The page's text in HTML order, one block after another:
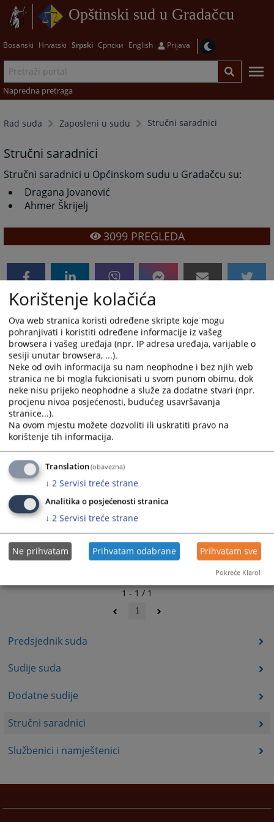
Opštinski sud u Gradačcu
Bosanski Hrvatski Srpski Српски English Prijava
Napredna pretraga
Rad suda Zaposleni u sudu Stručni saradnici
Predsjednik suda
Sudije suda
Dodatne sudije
Stručni saradnici
Službenici i namještenici
Stručni saradnici
Stručni saradnici u Općinskom sudu u Gradačcu su:
Dragana Jovanović
Ahmer Škrijelj
3099PREGLEDA
1 - 1 / 1
1
Korištenje kolačića
Ova web stranica koristi određene skripte koje mogu
pohranjivati i koristiti određene informacije iz vašeg
browsera i vašeg uređaja (npr. IP adresa uređaja, varijable o
sesiji unutar browsera, ...).
Neke od ovih informacija su nam neophodne i bez njih web
stranica ne bi mogla fukcionisati u svom punom obimu, dok
neke nisu prijeko neophodne a služe za dodatne stvari (npr.
procjenu nivoa posjećenosti, budućeg usavršavanja
stranice...).
Na ovom mjestu možete dozvoliti ili uskratiti pravo na
korištenje tih informacija.
Translation(obavezna)
↓ 2 Servisi treće strane
Analitika o posjećenosti stranica
↓ 2 Servisi treće strane
Ne prihvatam Prihvatam odabrane Prihvatam sve
Pokreće Klaro!